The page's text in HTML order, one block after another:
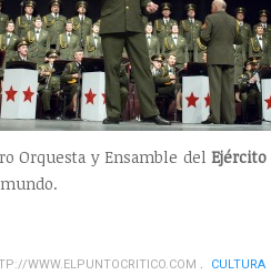
Orquesta y Ensamble delEjército
WWW.ELPUNTOCRITICO.COM
CULTURA